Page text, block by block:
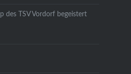
des TSV Vordorf begeistert